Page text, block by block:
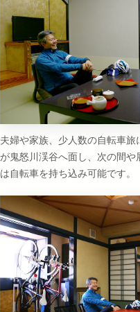
夫婦や家族、少人数の自転車
が鬼怒川渓谷へ面し、次の間や
は自転車を持ち込み可能です。